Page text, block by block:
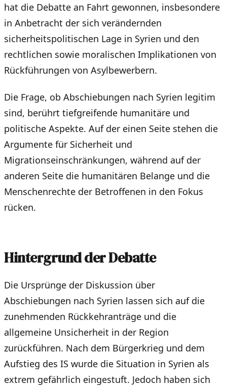
hat die Debatte an Fahrt gewonnen, insbesondere
in Anbetracht der sich verändernden
sicherheitspolitischen Lage in Syrien und den
rechtlichen sowie moralischen Implikationen von
Rückführungen von Asylbewerbern.
Die Frage, ob Abschiebungen nach Syrien legitim
sind, berührt tiefgreifende humanitäre und
politische Aspekte. Auf der einen Seite stehen die
Argumente für Sicherheit und
Migrationseinschränkungen, während auf der
anderen Seite die humanitären Belange und die
Menschenrechte der Betroffenen in den Fokus
rücken.
Hintergrund der Debatte
Die Ursprünge der Diskussion über
Abschiebungen nach Syrien lassen sich auf die
zunehmenden Rückkehranträge und die
allgemeine Unsicherheit in der Region
zurückführen. Nach dem Bürgerkrieg und dem
Aufstieg des IS wurde die Situation in Syrien als
extrem gefährlich eingestuft. Jedoch haben sich